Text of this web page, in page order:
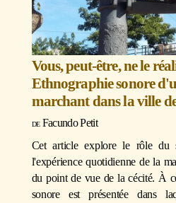
Vous, peut-être, ne le
Ethnographie sonore
marchant dans la ville
Facundo Petit
Cet article explore le rôle du
l'expérience quotidienne de la
du point de vue de la cécité. À
sonore est présentée dans